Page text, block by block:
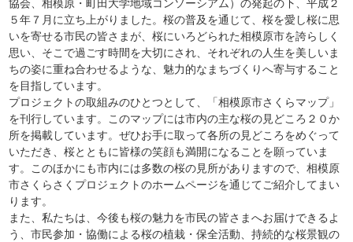
協会、相模原・町田大学地域コンソーシアム）の発起の下、平成２
５年７月に立ち上がりました。桜の普及を通じて、桜を愛し桜に思
いを寄せる市民の皆さまが、桜にいろどられた相模原市を誇らしく
思い、そこで過ごす時間を大切にされ、それぞれの人生を美しいま
ちの姿に重ね合わせるような、魅力的なまちづくりへ寄与すること
を目指しています。
プロジェクトの取組みのひとつとして、「相模原市さくらマップ」
を刊行しています。このマップには市内の主な桜の見どころ２０か
所を掲載しています。ぜひお手に取って各所の見どころをめぐって
いただき、桜とともに皆様の笑顔も満開になることを願っていま
す。このほかにも市内には多数の桜の見所がありますので、相模原
市さくらさくプロジェクトのホームページを通じてご紹介してまい
ります。
また、私たちは、今後も桜の魅力を市民の皆さまへお届けできるよ
う、市民参加・協働による桜の植栽・保全活動、持続的な桜景観の